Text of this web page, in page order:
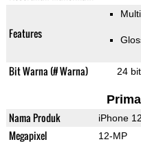
Features
Bit Warna (# Warna) 24 bit
Nama Produk iPhone
Megapixel 12-MP